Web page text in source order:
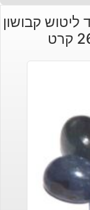
קבושון